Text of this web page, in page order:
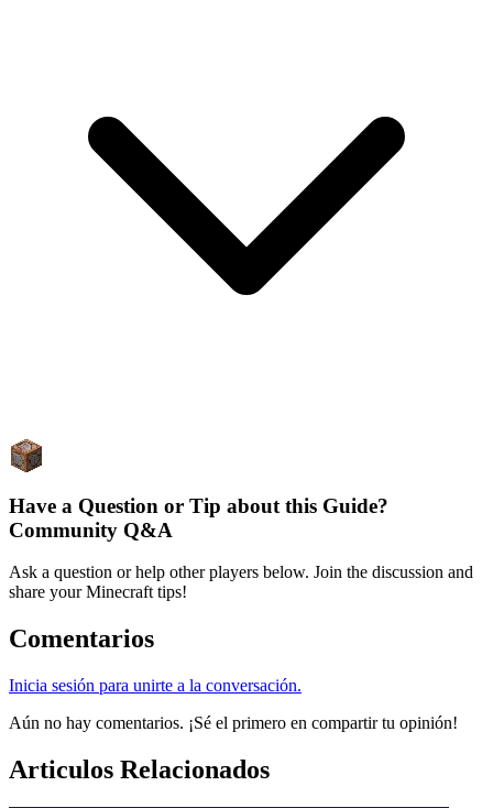
Have a Question or Tip about this Guide?
Community Q&A
Ask a question or help other players below. Join the discussion and
share your Minecraft tips!
Comentarios
Inicia sesión para unirte a la conversación.
Aún no hay comentarios. ¡Sé el primero en compartir tu opinión!
Articulos Relacionados